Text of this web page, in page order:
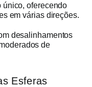
único, oferecendo
em várias direções.
desalinhamentos
de
Esferas